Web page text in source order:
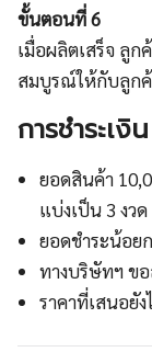
ขั้นตอนที่ 6
เมื่อผลิตเสร็จ ลูก
สมบูรณ์ให้กับลูก
การชำระเงิน
ยอดสินค้า
แบ่งเป็น 3 งวด
ยอดชำระน้อย
ทางบริษัทฯ ข
ราคาที่เสนอยั